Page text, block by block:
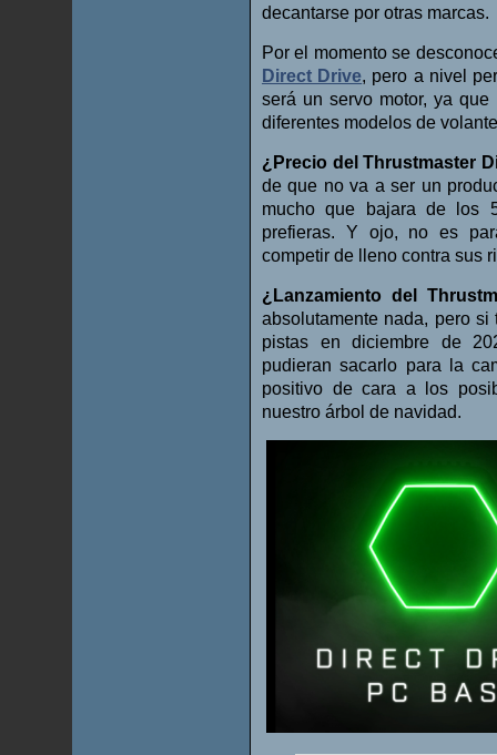
decantarse por otras marcas.
Por el momento se
Direct Drive, pero a nivel
será un servo motor, ya
diferentes modelos de
¿Precio del Thrustmaster
de que no va a ser un
mucho que bajara de los
prefieras. Y ojo, no es
competir de lleno contra sus
¿Lanzamiento del
absolutamente nada, pero
pistas en diciembre de
pudieran sacarlo para la
positivo de cara a los
nuestro árbol de navidad.